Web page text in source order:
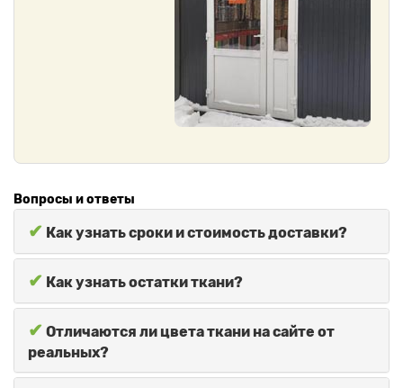
Вопросы и ответы
✔ Как узнать сроки и стоимость доставки?
✔ Как узнать остатки ткани?
✔ Отличаются ли цвета ткани на сайте от
реальных?